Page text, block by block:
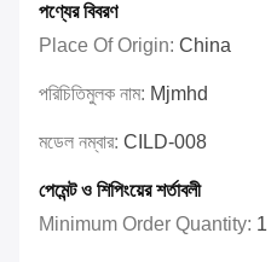
পণ্যের বিবরণ
Place Of Origin: China
পরিচিতিমুলক নাম: Mjmhd
মডেল নম্বার: CILD-008
পেমেন্ট ও শিপিংয়ের শর্তাবলী
Minimum Order Quantity: 1